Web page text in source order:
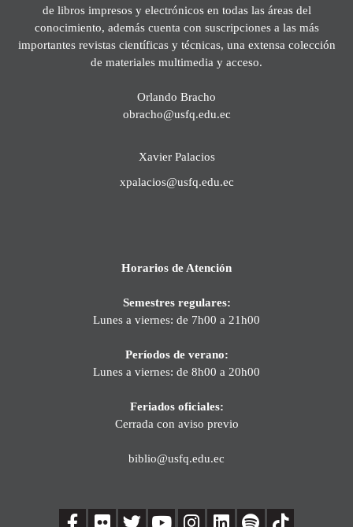
de libros impresos y electrónicos en todas las áreas del
conocimiento, además cuenta con suscripciones a las más
importantes revistas científicas y técnicas, una extensa colección
de materiales multimedia y acceso.
Orlando Bracho
obracho@usfq.edu.ec
Xavier Palacios
xpalacios@usfq.edu.ec
Horarios de Atención
Semestres regulares:
Lunes a viernes: de 7h00 a 21h00
Períodos de verano:
Lunes a viernes: de 8h00 a 20h00
Feriados oficiales:
Cerrada con aviso previo
biblio@usfq.edu.ec